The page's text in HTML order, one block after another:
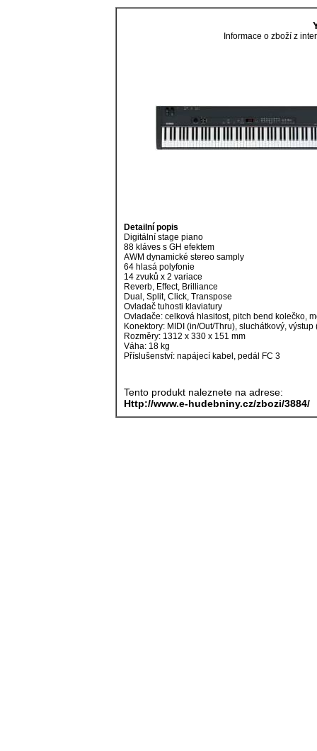
Informace o zboží z
Detailní popis
Digitální stage piano
88 kláves s GH efektem
AWM dynamické stereo samply
64 hlasá polyfonie
14 zvuků x 2 variace
Reverb, Effect, Brilliance
Dual, Split, Click, Transpose
Ovladač tuhosti klaviatury
Ovladače: celková hlasitost, pitch bend kolečko,
Konektory: MIDI (in/Out/Thru), sluchátkový,
Rozměry: 1312 x 330 x 151 mm
Váha: 18 kg
Příslušenství: napájecí kabel, pedál FC 3
Tento produkt naleznete na adrese:
Http://www.e-hudebniny.cz/zbozi/3884/